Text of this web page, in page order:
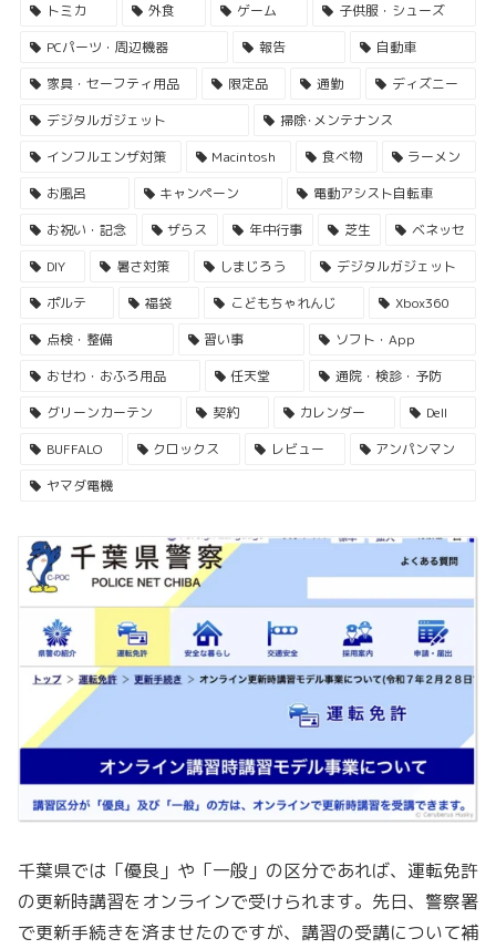
トミカ
外食 ゲーム
子供服・シューズ
PCパーツ・周辺機器
報告
自動車
家具・セーフティ用品
限定品 通勤
ディズニー
デジタルガジェット
掃除･メンテナンス
インフルエンザ対策
Macintosh 食べ物
ラーメン
お風呂
キャンペーン
電動アシスト自転車
お祝い・記念
ザらス 年中行事 芝生
ベネッセ
DIY
暑さ対策 しまじろう
デジタルガジェット
ポルテ
福袋 こどもちゃれんじ
Xbox360
点検・整備
習い事
ソフト・App
おせわ・おふろ用品
任天堂
通院・検診・予防
グリーンカーテン
契約 カレンダー
Dell
BUFFALO
クロックス レビュー
アンパンマン
ヤマダ電機
千葉県では「優良」や「一般」の区分であれば、運転免許
の更新時講習をオンラインで受けられます。先日、警察署
で更新手続きを済ませたのですが、講習の受講について補